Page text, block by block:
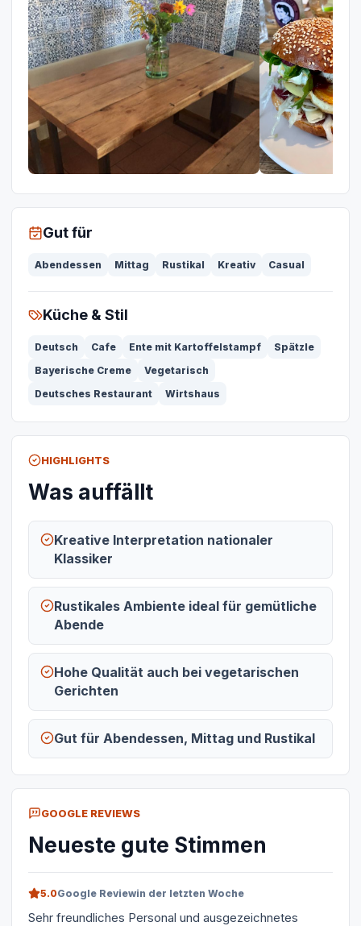
Gut für
Abendessen Mittag Rustikal Kreativ Casual
Küche & Stil
Deutsch Cafe Ente mit Kartoffelstampf
Spätzle
Bayerische Creme
Vegetarisch
Deutsches Restaurant
Wirtshaus
HIGHLIGHTS
Was auffällt
Kreative Interpretation nationaler
Klassiker
Rustikales Ambiente ideal für gemütliche
Abende
Hohe Qualität auch bei vegetarischen
Gerichten
Gut für Abendessen, Mittag und Rustikal
GOOGLE REVIEWS
Neueste gute Stimmen
5.0Google Reviewin der letzten Woche
Sehr freundliches Personal und ausgezeichnetes